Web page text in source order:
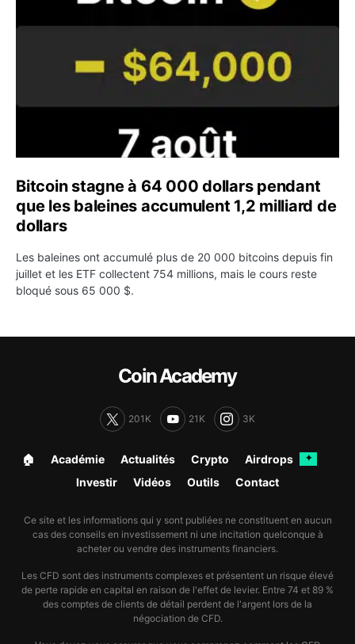
Bitcoin stagne à 64 000 dollars pendant
que les baleines accumulent 1,2 milliard de
dollars
Les baleines ont accumulé plus de 20 000 bitcoins depuis fin
juillet et les ETF collectent 754 millions, mais le cours reste
bloqué sous 65 000 $.
Coin Academy
201K 21K 3K
🏠︎ Académie Actualités Crypto Airdrops ✦
Investir Vidéos Outils Contact
Ce site et les informations qui y sont publiées ne constituent en aucun
cas des conseils en investissement ni une incitation quelconque à
acheter ou vendre des instruments financiers.
Les CFD sont des instruments complexes et présentent un risque élevé
de perte rapide en capital en raison de l'effet de levier. Entre 74 et 89 %
des comptes de clients de détail perdent de l'argent lors de la
négociation de CFD.